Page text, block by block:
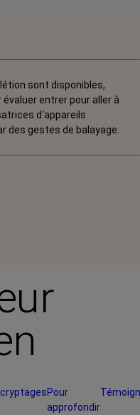
sont disponibles,
entrer pour aller à
d‘appareils
des gestes de balayage.
Pour
approfondir